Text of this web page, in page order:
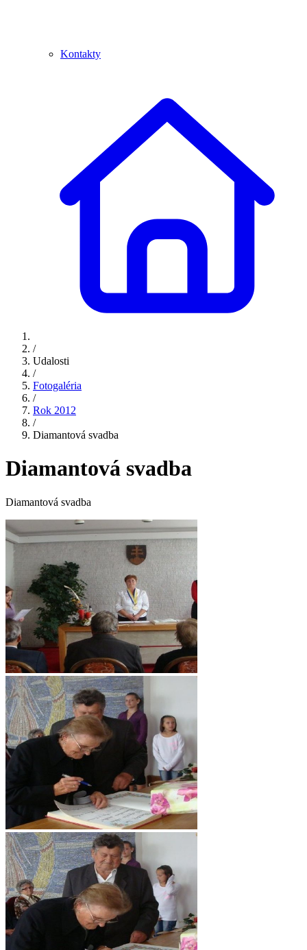
Kontakty
/
Udalosti
/
Fotogaléria
/
Rok 2012
/
Diamantová svadba
Diamantová svadba
Diamantová svadba